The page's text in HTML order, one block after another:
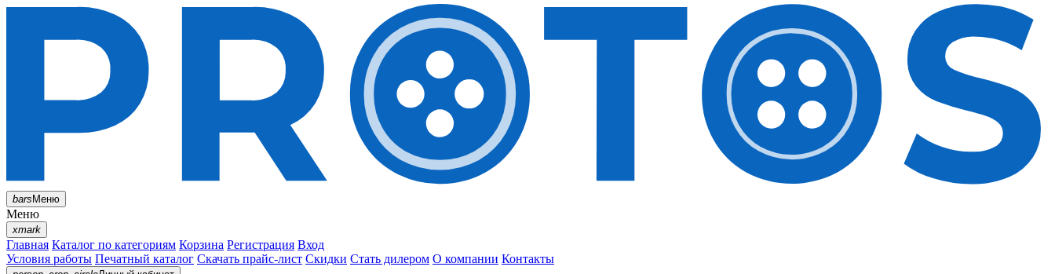
barsМеню
Меню
xmark
Главная Каталог по категориям Корзина Регистрация Вход
Условия работы Печатный каталог Скачать прайс-лист Скидки Стать дилером О компании Контакты